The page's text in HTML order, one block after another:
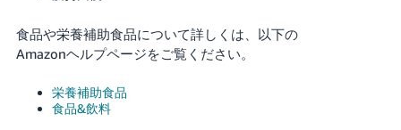
食品や栄養補助食品について詳しくは、以下の
Amazonヘルプページをご覧ください。
栄養補助食品
食品&飲料